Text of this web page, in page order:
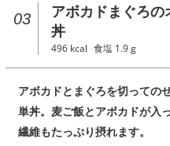
03
アボカドまぐろ
丼
496 kcal 食塩 1.9g
アボカドとまぐろを切っての
単丼。麦ご飯とアボカドが入
繊維もたっぷり摂れます。